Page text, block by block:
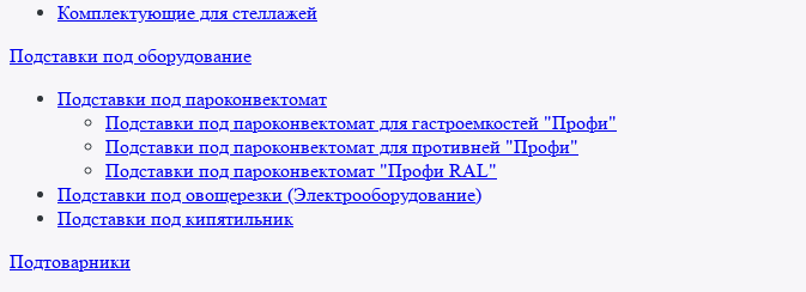
Комплектующие для стеллажей
Подставки под оборудование
Подставки под пароконвектомат
Подставки под пароконвектомат для гастроемкостей "Профи"
Подставки под пароконвектомат для противней "Профи"
Подставки под пароконвектомат "Профи RAL"
Подставки под овощерезки (Электрооборудование)
Подставки под кипятильник
Подтоварники